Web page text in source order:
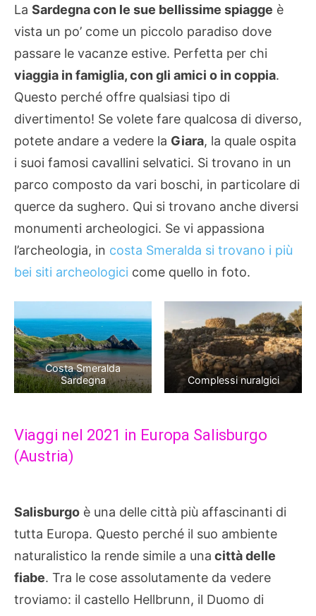
La Sardegna con le sue bellissime spiagge è
vista un po’ come un piccolo paradiso dove
passare le vacanze estive. Perfetta per chi
viaggia in famiglia, con gli amici o in coppia.
Questo perché offre qualsiasi tipo di
divertimento! Se volete fare qualcosa di diverso,
potete andare a vedere la Giara, la quale ospita
i suoi famosi cavallini selvatici. Si trovano in un
parco composto da vari boschi, in particolare di
querce da sughero. Qui si trovano anche diversi
monumenti archeologici. Se vi appassiona
l’archeologia, in costa Smeralda si trovano i più
bei siti archeologici come quello in foto.
Costa Smeralda
Sardegna
Complessi nuralgici
Viaggi nel 2021 in Europa Salisburgo
(Austria)
Salisburgo è una delle città più affascinanti di
tutta Europa. Questo perché il suo ambiente
naturalistico la rende simile a una città delle
fiabe. Tra le cose assolutamente da vedere
troviamo: il castello Hellbrunn, il Duomo di